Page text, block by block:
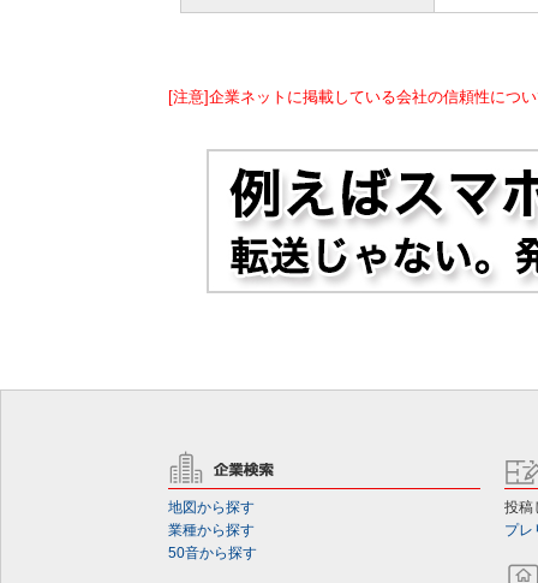
[注意]企業ネットに掲載している会社の信頼性につ
地図から探す
業種から探す
50音から探す
投稿
プレ